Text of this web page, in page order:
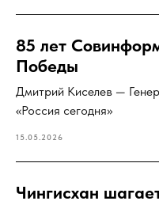
85 лет
Победы
Дмитрий Киселев —
«Россия сегодня»
15.05.2026
Чингисхан